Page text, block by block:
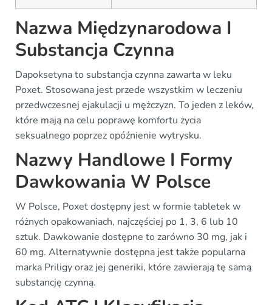
Nazwa Międzynarodowa I
Substancja Czynna
Dapoksetyna to substancja czynna zawarta w leku
Poxet. Stosowana jest przede wszystkim w leczeniu
przedwczesnej ejakulacji u mężczyzn. To jeden z leków,
które mają na celu poprawę komfortu życia
seksualnego poprzez opóźnienie wytrysku.
Nazwy Handlowe I Formy
Dawkowania W Polsce
W Polsce, Poxet dostępny jest w formie tabletek w
różnych opakowaniach, najczęściej po 1, 3, 6 lub 10
sztuk. Dawkowanie dostępne to zarówno 30 mg, jak i
60 mg. Alternatywnie dostępna jest także popularna
marka Priligy oraz jej generiki, które zawierają tę samą
substancję czynną.